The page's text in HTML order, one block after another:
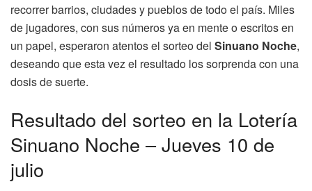
recorrer barrios, ciudades y pueblos de todo el país. Miles
de jugadores, con sus números ya en mente o escritos en
un papel, esperaron atentos el sorteo del Sinuano Noche,
deseando que esta vez el resultado los sorprenda con una
dosis de suerte.
Resultado del sorteo en la Lotería
Sinuano Noche – Jueves 10 de
julio